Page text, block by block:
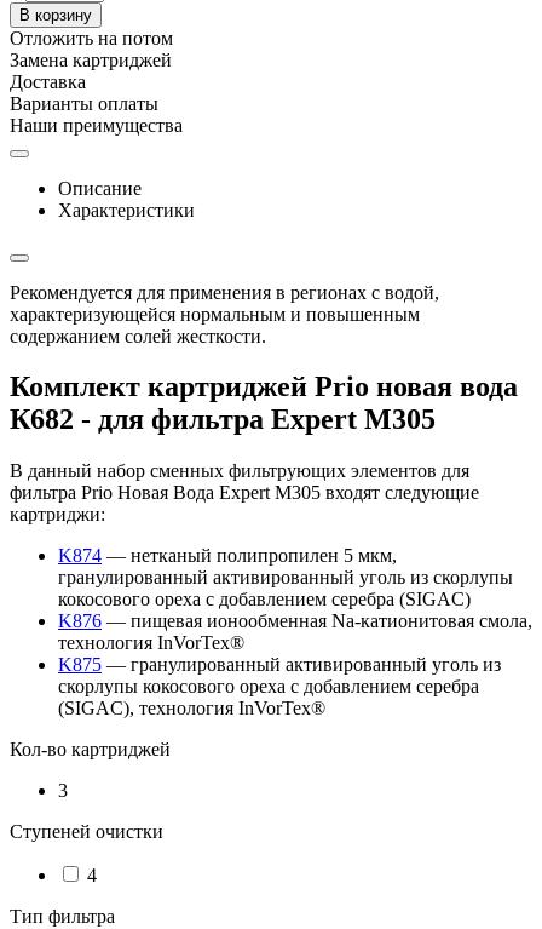
В корзину
Отложить на потом
Замена картриджей
Доставка
Варианты оплаты
Наши преимущества
Описание
Характеристики
Рекомендуется для применения в регионах с водой,
характеризующейся нормальным и повышенным
содержанием солей жесткости.
Комплект картриджей Prio новая вода
К682 - для фильтра Expert M305
В данный набор сменных фильтрующих элементов для
фильтра Prio Новая Вода Expert M305 входят следующие
картриджи:
K874 — нетканый полипропилен 5 мкм,
гранулированный активированный уголь из скорлупы
кокосового ореха с добавлением серебра (SIGAC)
K876 — пищевая ионообменная Na-катионитовая смола,
технология InVorTex®
K875 — гранулированный активированный уголь из
скорлупы кокосового ореха с добавлением серебра
(SIGAC), технология InVorTex®
Кол-во картриджей
3
Ступеней очистки
4
Тип фильтра